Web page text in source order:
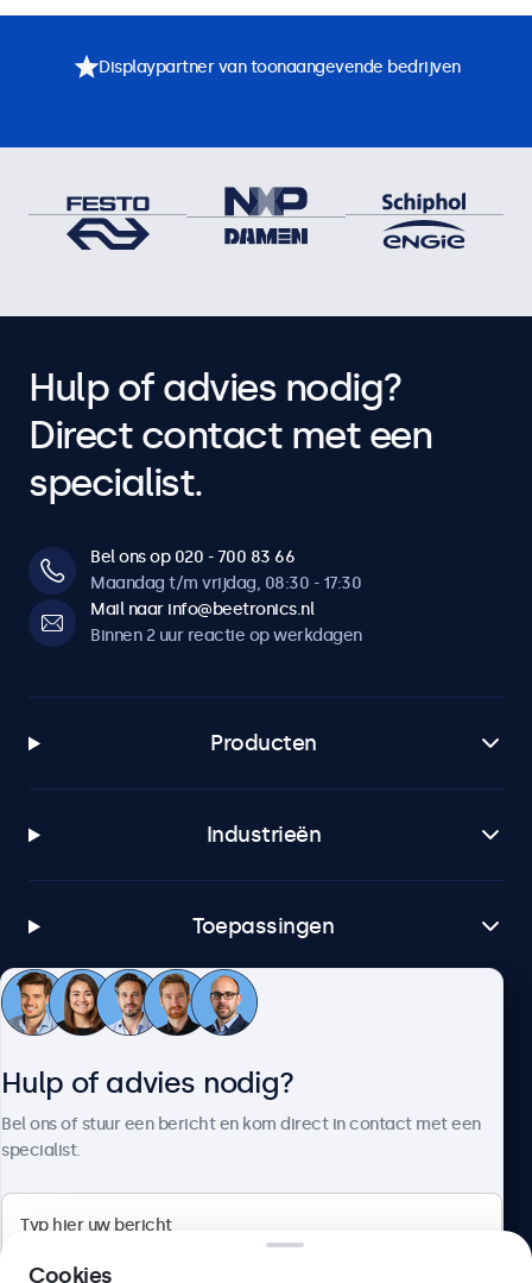
Displaypartner van toonaangevende bedrijven
Hulp of advies nodig?
Direct contact met een
specialist.
Bel ons op 020 - 700 83 66
Maandag t/m vrijdag, 08:30 - 17:30
Mail naar info@beetronics.nl
Binnen 2 uur reactie op werkdagen
Producten
Industrieën
Toepassingen
Klantenservice
Hulp of advies nodig?
Bel ons of stuur een bericht en kom direct in contact met een
specialist.
Cookies